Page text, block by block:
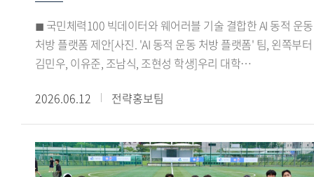
대학일자리플러스본부(본부장 신근혜)는 앞으로도 서울시
서울영커리언스 사업에 참여해 학생들에게 실무 중심의 직무
경험 기회를 제공할 예정이다. 또한 고용노동부 재학생 맞춤형
진로 취업 역량 강화를 적극 지원할 계획이다.
◼ 국민체력100 빅데이터와 웨어러블 기술 결합한 AI 동적 운동
처방 플랫폼 제안[사진. 'AI 동적 운동 처방 플랫폼' 팀, 왼쪽부터
김민우, 이유준, 조남식, 조현성 학생]우리 대학
동적 운동 처방 플랫폼 팀(김민우 이유준 조남식 조현성)이 지난
5월 21일 한국문화스포츠학회가 주최한 미래 스포츠 산업 모델
공모전 바이오헬스 부문에서 최우수상을 수상했다.이번
공모전은 디지털 헬스케어 기술과 공공데이터를 활용해 국민
2026.06.12 전략홍보팀